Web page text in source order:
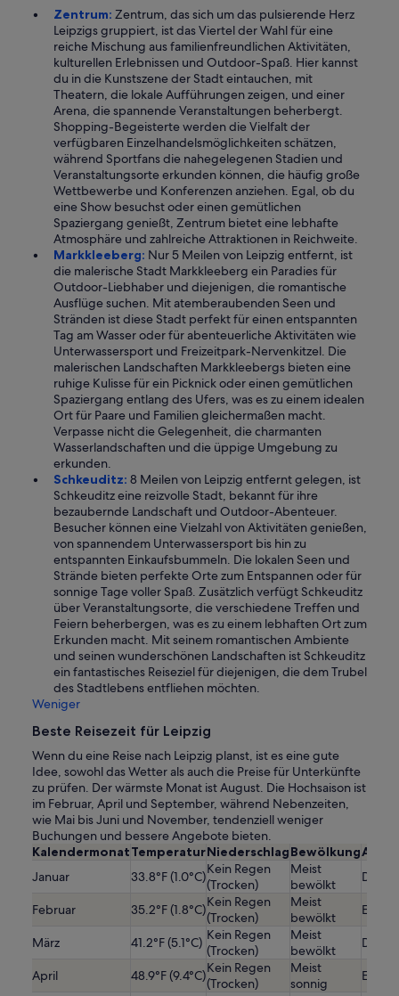
Zentrum: Zentrum, das sich um das pulsierende Herz
Leipzigs gruppiert, ist das Viertel der Wahl für eine
reiche Mischung aus familienfreundlichen Aktivitäten,
kulturellen Erlebnissen und Outdoor-Spaß. Hier kannst
du in die Kunstszene der Stadt eintauchen, mit
Theatern, die lokale Aufführungen zeigen, und einer
Arena, die spannende Veranstaltungen beherbergt.
Shopping-Begeisterte werden die Vielfalt der
verfügbaren Einzelhandelsmöglichkeiten schätzen,
während Sportfans die nahegelegenen Stadien und
Veranstaltungsorte erkunden können, die häufig große
Wettbewerbe und Konferenzen anziehen. Egal, ob du
eine Show besuchst oder einen gemütlichen
Spaziergang genießt, Zentrum bietet eine lebhafte
Atmosphäre und zahlreiche Attraktionen in Reichweite.
Markkleeberg: Nur 5 Meilen von Leipzig entfernt, ist
die malerische Stadt Markkleeberg ein Paradies für
Outdoor-Liebhaber und diejenigen, die romantische
Ausflüge suchen. Mit atemberaubenden Seen und
Stränden ist diese Stadt perfekt für einen entspannten
Tag am Wasser oder für abenteuerliche Aktivitäten wie
Unterwassersport und Freizeitpark-Nervenkitzel. Die
malerischen Landschaften Markkleebergs bieten eine
ruhige Kulisse für ein Picknick oder einen gemütlichen
Spaziergang entlang des Ufers, was es zu einem idealen
Ort für Paare und Familien gleichermaßen macht.
Verpasse nicht die Gelegenheit, die charmanten
Wasserlandschaften und die üppige Umgebung zu
erkunden.
Schkeuditz: 8 Meilen von Leipzig entfernt gelegen, ist
Schkeuditz eine reizvolle Stadt, bekannt für ihre
bezaubernde Landschaft und Outdoor-Abenteuer.
Besucher können eine Vielzahl von Aktivitäten genießen,
von spannendem Unterwassersport bis hin zu
entspannten Einkaufsbummeln. Die lokalen Seen und
Strände bieten perfekte Orte zum Entspannen oder für
sonnige Tage voller Spaß. Zusätzlich verfügt Schkeuditz
über Veranstaltungsorte, die verschiedene Treffen und
Feiern beherbergen, was es zu einem lebhaften Ort zum
Erkunden macht. Mit seinem romantischen Ambiente
und seinen wunderschönen Landschaften ist Schkeuditz
ein fantastisches Reiseziel für diejenigen, die dem Trubel
des Stadtlebens entfliehen möchten.
Weniger
Beste Reisezeit für Leipzig
Wenn du eine Reise nach Leipzig planst, ist es eine gute
Idee, sowohl das Wetter als auch die Preise für Unterkünfte
zu prüfen. Der wärmste Monat ist August. Die Hochsaison ist
im Februar, April und September, während Nebenzeiten,
wie Mai bis Juni und November, tendenziell weniger
Buchungen und bessere Angebote bieten.
KalendermonatTemperaturNiederschlagBewölkung
Januar
33.8°F (1.0°C)Kein Regen
(Trocken)
Meist
bewölkt
Februar 35.2°F (1.8°C)Kein Regen
(Trocken)
Meist
bewölkt
Etwas
März 41.2°F (5.1°C) Kein Regen
(Trocken)
Meist
bewölkt
April 48.9°F (9.4°C)Kein Regen
(Trocken)
Meist
sonnig
Etwas